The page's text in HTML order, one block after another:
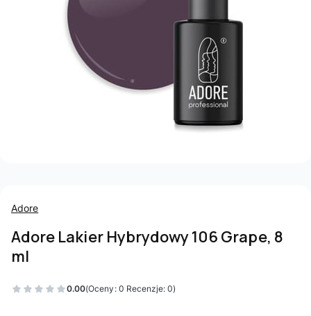
Adore
Adore Lakier Hybrydowy 106 Grape, 8
ml
0.00(Oceny: 0 Recenzje: 0)